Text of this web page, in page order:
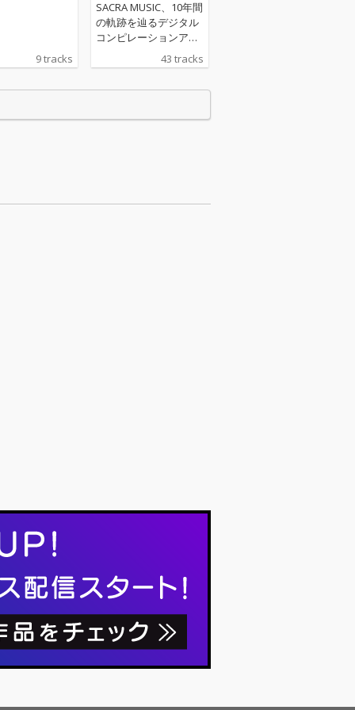
9 tracks
SACRA MUSIC、10年間
の軌跡を辿るデジタル
コンピレーションアル
弾となる「SACRA MUS
ラストをレーベル設立
43 tracks